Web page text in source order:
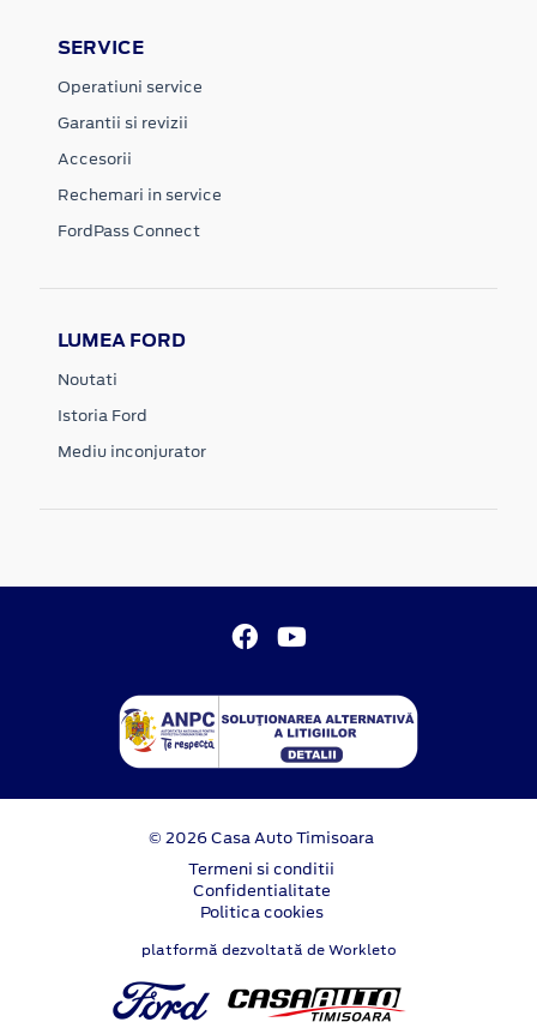
SERVICE
Operatiuni service
Garantii si revizii
Accesorii
Rechemari in service
FordPass Connect
LUMEA FORD
Noutati
Istoria Ford
Mediu inconjurator
© 2026 Casa Auto Timisoara
Termeni si conditii
Confidentialitate
Politica cookies
platformă dezvoltată de Workleto